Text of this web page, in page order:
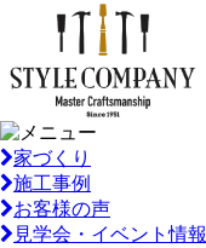
家づくり
施工事例
お客様の声
見学会・イベント情報